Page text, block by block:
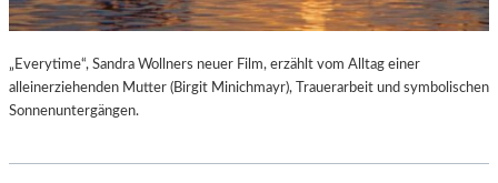
„Everytime“, Sandra Wollners neuer Film, erzählt vom Alltag einer
alleinerziehenden Mutter (Birgit Minichmayr), Trauerarbeit und symbolischen
Sonnenuntergängen.